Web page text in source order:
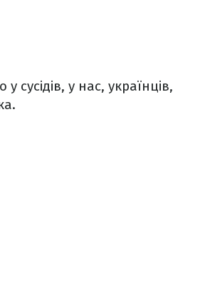
у сусідів, у нас, українців,